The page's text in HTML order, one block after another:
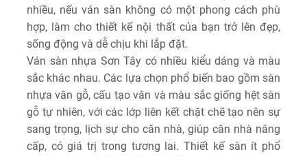
nhiều, nếu ván sàn không có một phong cách phù
hợp, làm cho thiết kế nội thất của bạn trở lên đẹp,
sống động và dễ chịu khi lắp đặt.
Ván sàn nhựa Sơn Tây có nhiều kiểu dáng và màu
sắc khác nhau. Các lựa chọn phổ biến bao gồm sàn
nhựa vân gỗ, cấu tạo vân và màu sắc giống hệt sàn
gỗ tự nhiên, với các lớp liên kết chặt chẽ tạo nên sự
sang trọng, lịch sự cho căn nhà, giúp căn nhà nâng
cấp, có giá trị trong tương lai. Thiết kế sàn ít phổ